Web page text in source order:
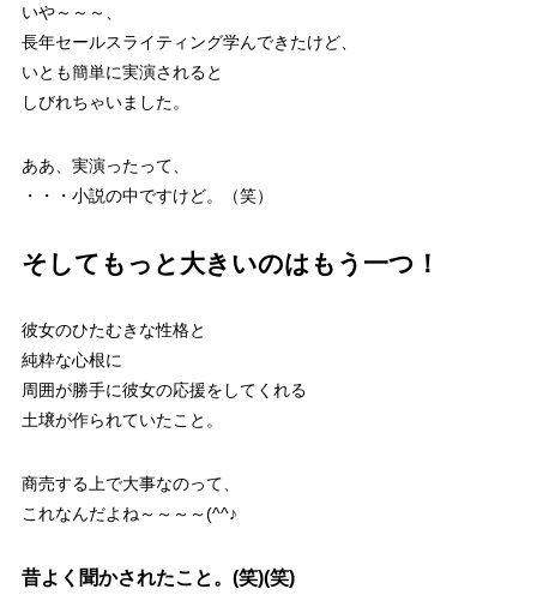
いや～～～、
長年セールスライティング学んできたけど、
いとも簡単に実演されると
しびれちゃいました。
ああ、実演ったって、
・・・小説の中ですけど。（笑）
そしてもっと大きいのはもう一つ！
彼女のひたむきな性格と
純粋な心根に
周囲が勝手に彼女の応援をしてくれる
土壌が作られていたこと。
商売する上で大事なのって、
これなんだよね～～～～(^^♪
昔よく聞かされたこと。(笑)(笑)